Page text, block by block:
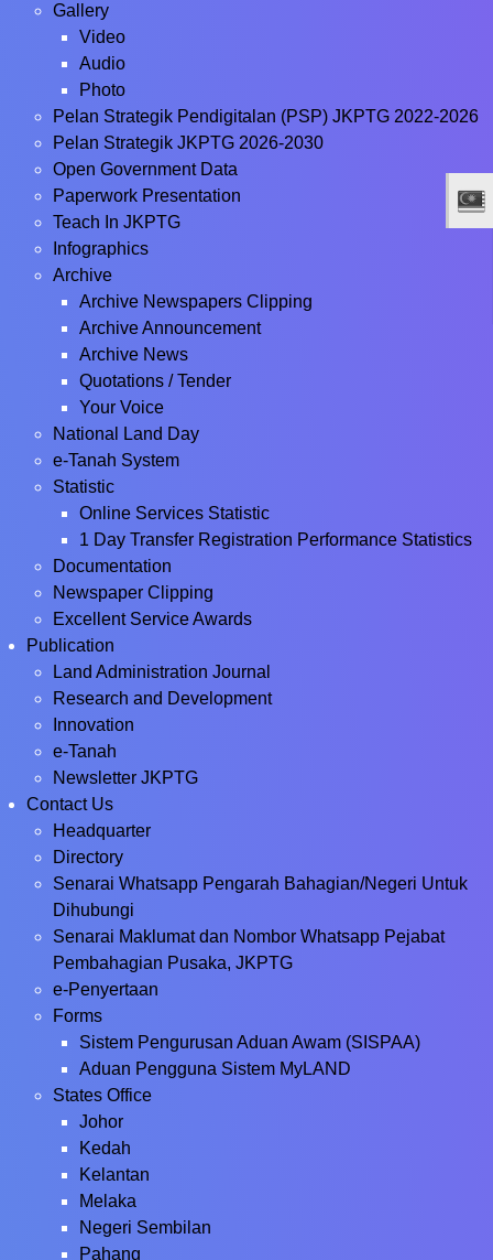
Gallery
Video
Audio
Photo
Pelan Strategik Pendigitalan (PSP) JKPTG 2022-2026
Pelan Strategik JKPTG 2026-2030
Open Government Data
Paperwork Presentation
Teach In JKPTG
Infographics
Archive
Archive Newspapers Clipping
Archive Announcement
Archive News
Quotations / Tender
Your Voice
National Land Day
e-Tanah System
Statistic
Online Services Statistic
1 Day Transfer Registration Performance Statistics
Documentation
Newspaper Clipping
Excellent Service Awards
Publication
Land Administration Journal
Research and Development
Innovation
e-Tanah
Newsletter JKPTG
Contact Us
Headquarter
Directory
Senarai Whatsapp Pengarah Bahagian/Negeri Untuk
Dihubungi
Senarai Maklumat dan Nombor Whatsapp Pejabat
Pembahagian Pusaka, JKPTG
e-Penyertaan
Forms
Sistem Pengurusan Aduan Awam (SISPAA)
Aduan Pengguna Sistem MyLAND
States Office
Johor
Kedah
Kelantan
Melaka
Negeri Sembilan
Pahang